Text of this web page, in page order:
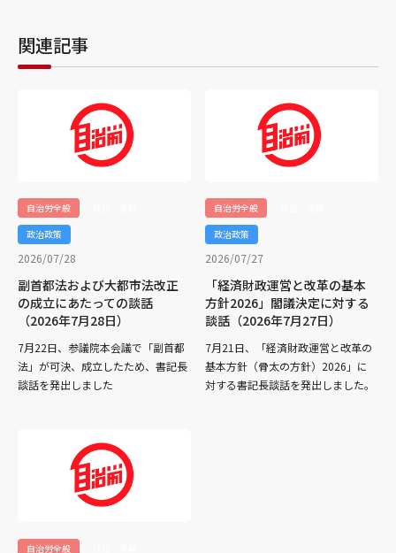
関連記事
自治労全般
政治政策
2026/07/28
副首都法および大都市法改正
の成立にあたっての談話
（2026年7月28日）
7月22日、参議院本会議で「副首都
法」が可決、成立したため、書記長
談話を発出しました
自治労全般
政治政策
2026/07/27
「経済財政運営と改革の基本
方針2026」閣議決定に対する
談話（2026年7月27日）
7月21日、「経済財政運営と改革の
基本方針（骨太の方針）2026」に
対する書記長談話を発出しました。
自治労全般